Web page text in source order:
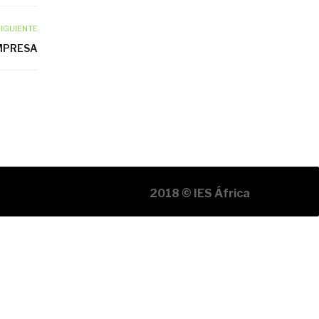
2018 © IES África